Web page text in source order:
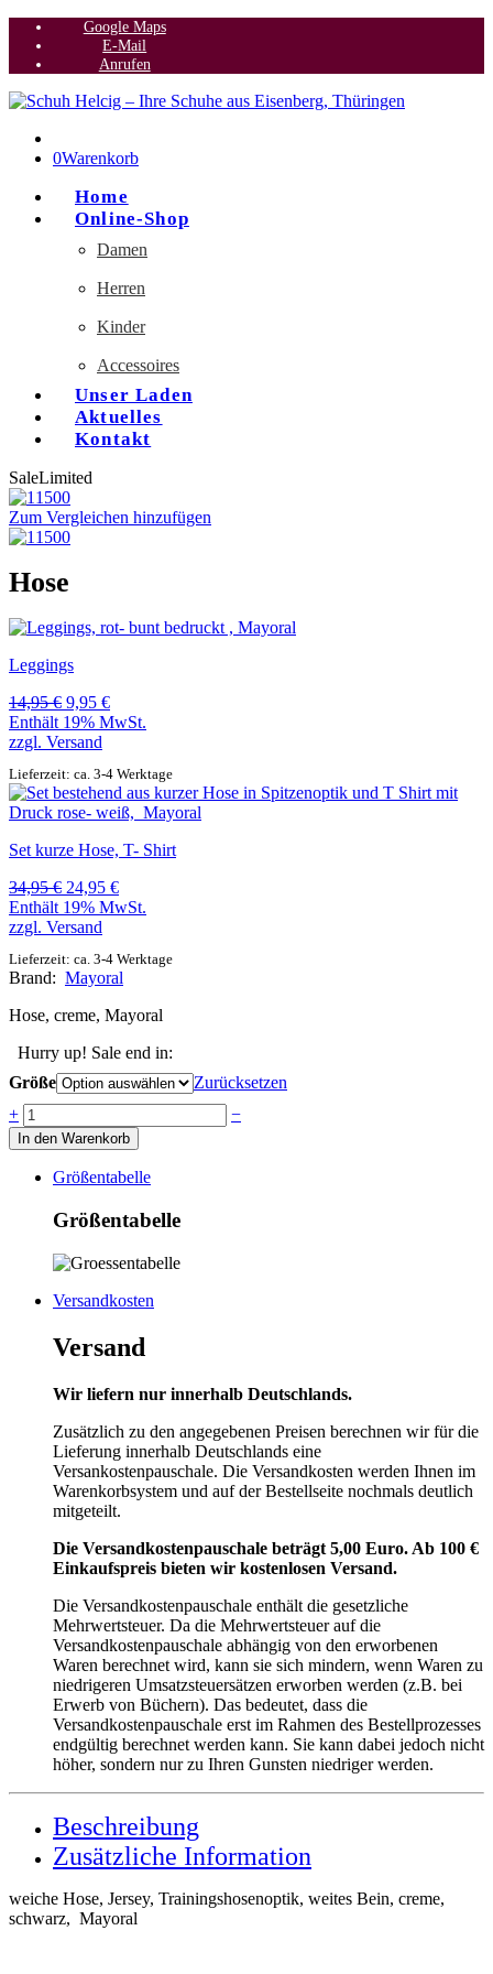
Google Maps
E-Mail
Anrufen
0Warenkorb
Home
Online-Shop
Damen
Herren
Kinder
Accessoires
Unser Laden
Aktuelles
Kontakt
SaleLimited
Zum Vergleichen hinzufügen
Hose
Leggings
14,95€ Ursprünglicher
Preis
war:
9,95 €Aktueller
Preis
Enthält 19% MwSt.
zzgl. Versand
Lieferzeit: ca. 3-4 Werktage
Set kurze Hose, T- Shirt
34,95€ Ursprünglicher
Preis
war:
24,95 €Aktueller
Preis
Enthält 19% MwSt.
zzgl. Versand
Lieferzeit: ca. 3-4 Werktage
Brand: Mayoral
Hose, creme, Mayoral
Hurry up! Sale end in:
Größe
Zurücksetzen
Anzahl
+ −
In den Warenkorb
Größentabelle
Größentabelle
Versandkosten
Versand
Wir liefern nur innerhalb Deutschlands.
Zusätzlich zu den angegebenen Preisen berechnen wir für die
Lieferung innerhalb Deutschlands eine
Versankostenpauschale. Die Versandkosten werden Ihnen im
Warenkorbsystem und auf der Bestellseite nochmals deutlich
mitgeteilt.
Die Versandkostenpauschale beträgt 5,00 Euro. Ab 100 €
Einkaufspreis bieten wir kostenlosen Versand.
Die Versandkostenpauschale enthält die gesetzliche
Mehrwertsteuer. Da die Mehrwertsteuer auf die
Versandkostenpauschale abhängig von den erworbenen
Waren berechnet wird, kann sie sich mindern, wenn Waren zu
niedrigeren Umsatzsteuersätzen erworben werden (z.B. bei
Erwerb von Büchern). Das bedeutet, dass die
Versandkostenpauschale erst im Rahmen des Bestellprozesses
endgültig berechnet werden kann. Sie kann dabei jedoch nicht
höher, sondern nur zu Ihren Gunsten niedriger werden.
Beschreibung
Zusätzliche Information
weiche Hose, Jersey, Trainingshosenoptik, weites Bein, creme,
schwarz, Mayoral